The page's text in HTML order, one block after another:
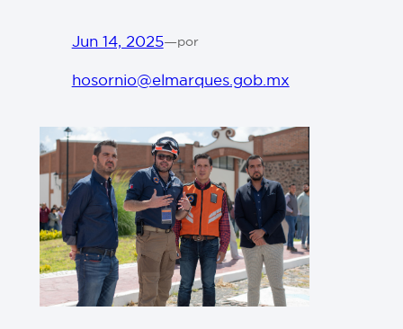
Jun 14, 2025—por
hosornio@elmarques.gob.mx